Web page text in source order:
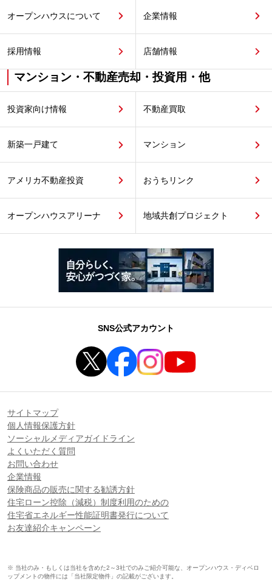
オープンハウスについて 企業情報
採用情報 店舗情報
マンション・不動産売却・投資用・他
投資家向け情報 不動産買取
新築一戸建て マンション
アメリカ不動産投資 おうちリンク
オープンハウスアリーナ 地域共創プロジェクト
SNS公式アカウント
サイトマップ
個人情報保護方針
ソーシャルメディアガイドライン
よくいただく質問
お問い合わせ
企業情報
保険商品の販売に関する勧誘方針
住宅ローン控除（減税）制度利用のための
住宅省エネルギー性能証明書発行について
お友達紹介キャンペーン
※ 当社のみ・もしくは当社を含めた2～3社でのみご紹介可能な、オープンハウス・ディベロ
ップメントの物件には「当社限定物件」の記載がございます。